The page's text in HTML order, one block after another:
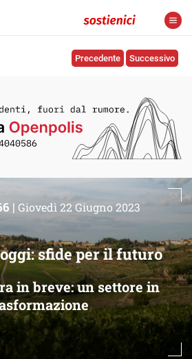
Precedente Successivo
sfide per il futuro
in breve: un settore in
| Giovedì 22 Giugno 2023